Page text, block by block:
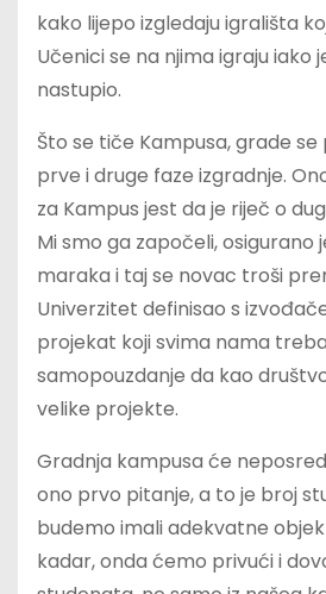
kako lijepo izgledaju igrališta
Učenici se na njima igraju iako
nastupio.
Što se tiče Kampusa, grade
prve i druge faze izgradnje.
za Kampus jest da je riječ o
Mi smo ga započeli, osigurano
maraka i taj se novac troši
Univerzitet definisao s
projekat koji svima nama
samopouzdanje da kao
velike projekte.
Gradnja kampusa će
ono prvo pitanje, a to je broj
budemo imali adekvatne
kadar, onda ćemo privući i